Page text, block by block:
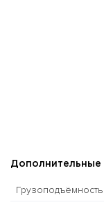
Дополнительные
Грузоподъёмность